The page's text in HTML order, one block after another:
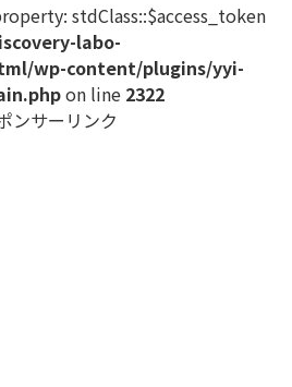
stdClass::$access_token
labo-
wp-content/plugins/yyi-
on line 2322
ンサーリンク